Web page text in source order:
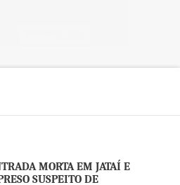
MORTA EM JATAÍ E
SUSPEITO DE